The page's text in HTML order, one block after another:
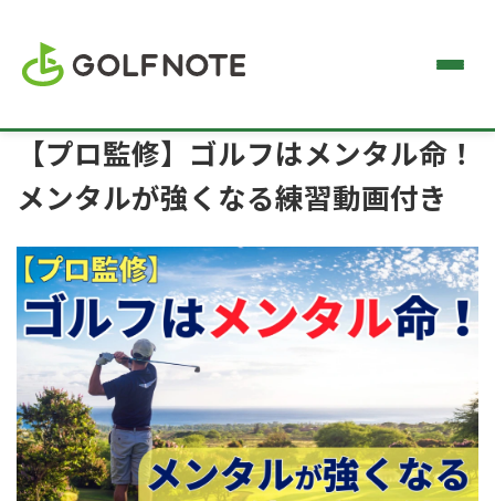
【プロ監修】ゴルフはメンタル命！
メンタルが強くなる練習動画付き